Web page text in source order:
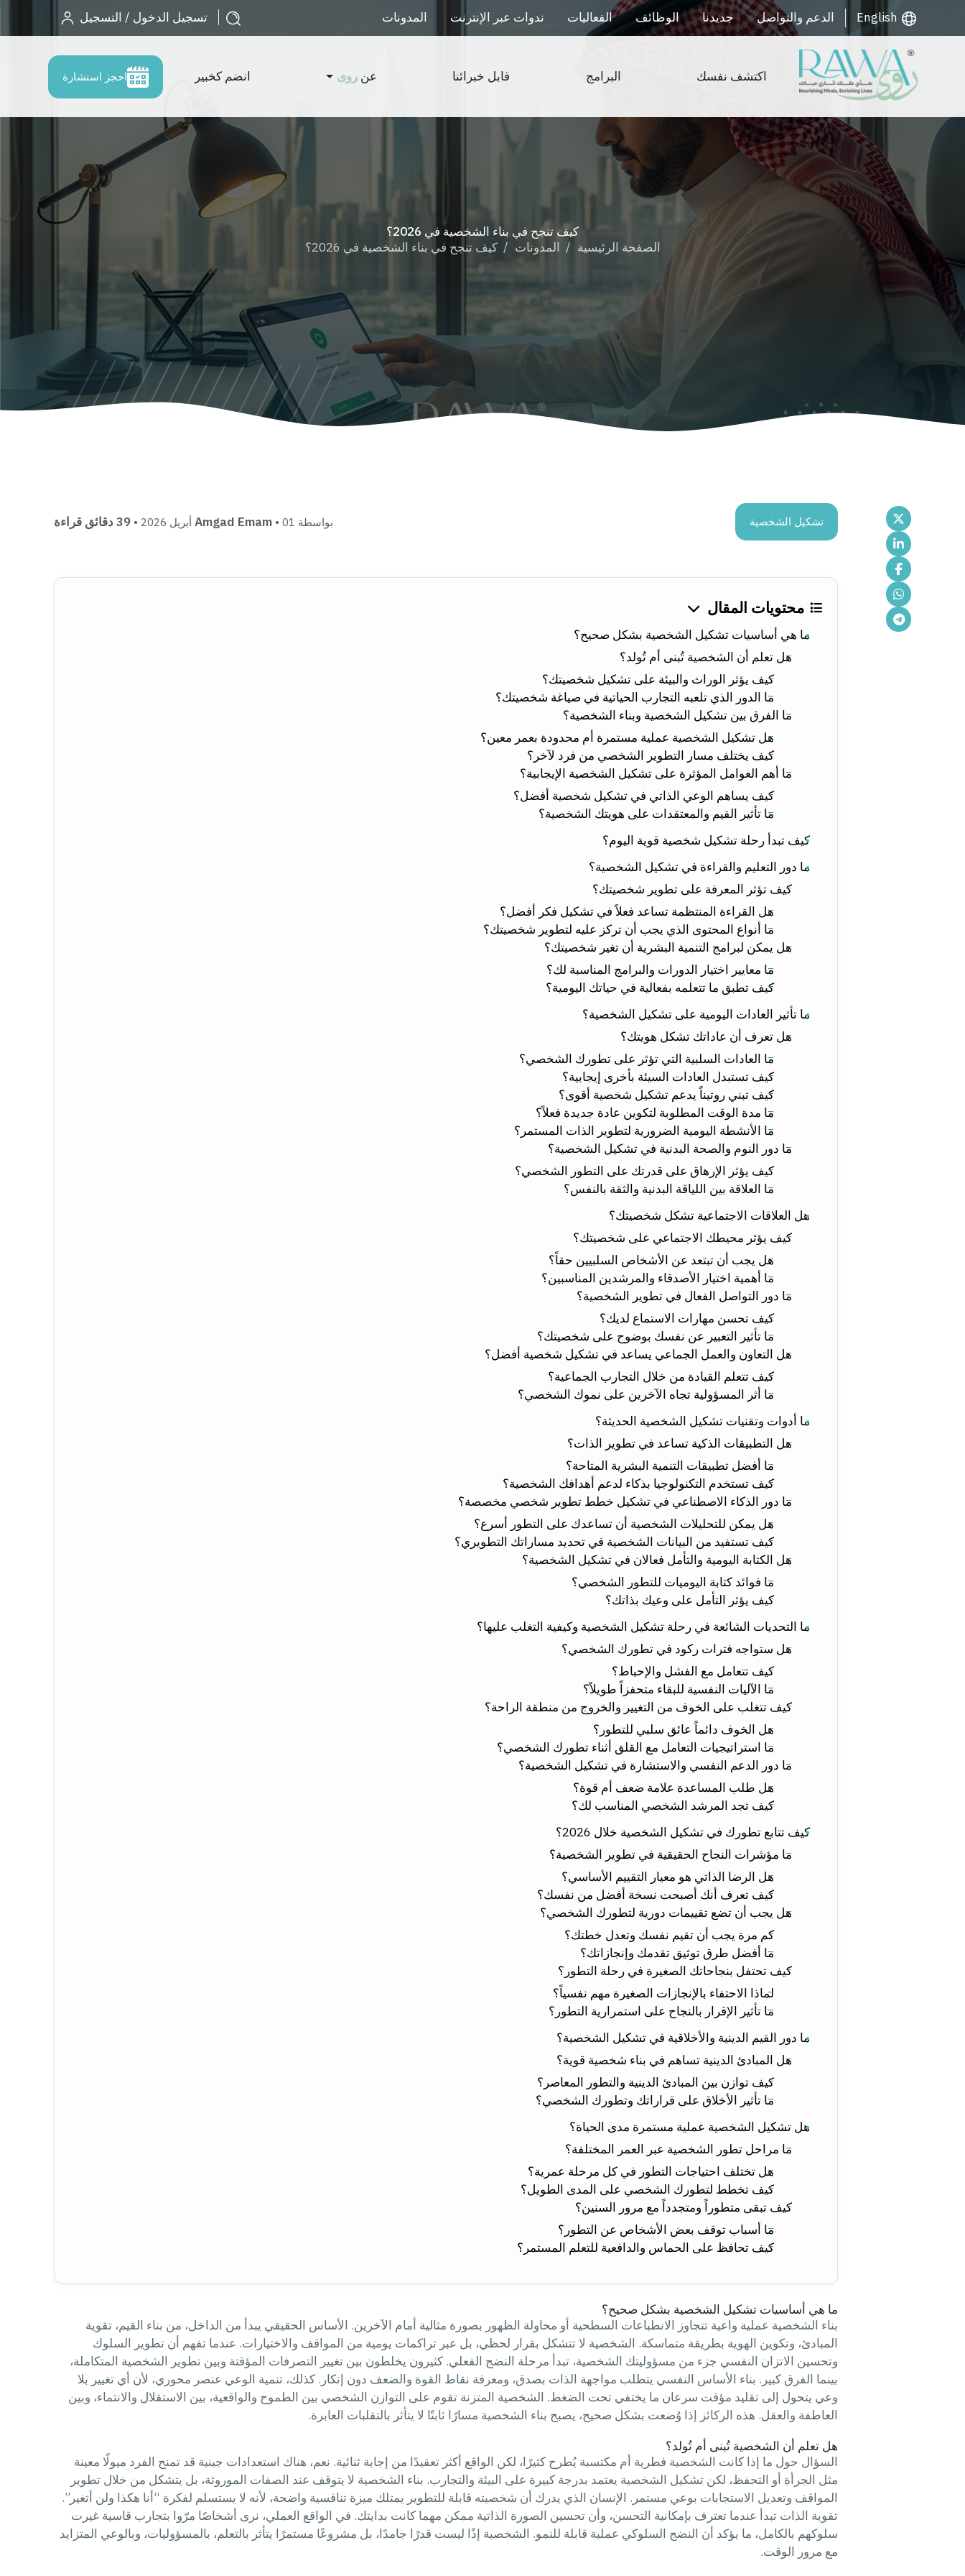
الدعم والتواصل جديدنا الوظائف الفعاليات ندوات عبر الإنترنت المدونات تسجيل الدخول / التسجيل
اكتشف نفسك البرامج قابل خبرائنا عن روى انضم كخبير احجز استشارة
كيف تنجح في بناء الشخصية في 2026؟
الصفحة الرئيسية
المدونات كيف تنجح في بناء الشخصية في 2026؟
تشكيل الشخصية بواسطة Amgad Emam • 01 أبريل 2026 • 39 دقائق قراءة
محتويات المقال
ما هي أساسيات تشكيل الشخصية بشكل صحيح؟
هل تعلم أن الشخصية تُبنى أم تُولد؟
كيف يؤثر الوراث والبيئة على تشكيل شخصيتك؟
ما الدور الذي تلعبه التجارب الحياتية في صياغة شخصيتك؟
ما الفرق بين تشكيل الشخصية وبناء الشخصية؟
هل تشكيل الشخصية عملية مستمرة أم محدودة بعمر معين؟
كيف يختلف مسار التطوير الشخصي من فرد لآخر؟
ما أهم العوامل المؤثرة على تشكيل الشخصية الإيجابية؟
كيف يساهم الوعي الذاتي في تشكيل شخصية أفضل؟
ما تأثير القيم والمعتقدات على هويتك الشخصية؟
كيف تبدأ رحلة تشكيل شخصية قوية اليوم؟
ما دور التعليم والقراءة في تشكيل الشخصية؟
كيف تؤثر المعرفة على تطوير شخصيتك؟
هل القراءة المنتظمة تساعد فعلاً في تشكيل فكر أفضل؟
ما أنواع المحتوى الذي يجب أن تركز عليه لتطوير شخصيتك؟
هل يمكن لبرامج التنمية البشرية أن تغير شخصيتك؟
ما معايير اختيار الدورات والبرامج المناسبة لك؟
كيف تطبق ما تتعلمه بفعالية في حياتك اليومية؟
ما تأثير العادات اليومية على تشكيل الشخصية؟
هل تعرف أن عاداتك تشكل هويتك؟
ما العادات السلبية التي تؤثر على تطورك الشخصي؟
كيف تستبدل العادات السيئة بأخرى إيجابية؟
كيف تبني روتيناً يدعم تشكيل شخصية أقوى؟
ما مدة الوقت المطلوبة لتكوين عادة جديدة فعلاً؟
ما الأنشطة اليومية الضرورية لتطوير الذات المستمر؟
ما دور النوم والصحة البدنية في تشكيل الشخصية؟
كيف يؤثر الإرهاق على قدرتك على التطور الشخصي؟
ما العلاقة بين اللياقة البدنية والثقة بالنفس؟
هل العلاقات الاجتماعية تشكل شخصيتك؟
كيف يؤثر محيطك الاجتماعي على شخصيتك؟
هل يجب أن تبتعد عن الأشخاص السلبيين حقاً؟
ما أهمية اختيار الأصدقاء والمرشدين المناسبين؟
ما دور التواصل الفعال في تطوير الشخصية؟
كيف تحسن مهارات الاستماع لديك؟
ما تأثير التعبير عن نفسك بوضوح على شخصيتك؟
هل التعاون والعمل الجماعي يساعد في تشكيل شخصية أفضل؟
كيف تتعلم القيادة من خلال التجارب الجماعية؟
ما أثر المسؤولية تجاه الآخرين على نموك الشخصي؟
ما أدوات وتقنيات تشكيل الشخصية الحديثة؟
هل التطبيقات الذكية تساعد في تطوير الذات؟
ما أفضل تطبيقات التنمية البشرية المتاحة؟
كيف تستخدم التكنولوجيا بذكاء لدعم أهدافك الشخصية؟
ما دور الذكاء الاصطناعي في تشكيل خطط تطوير شخصي مخصصة؟
هل يمكن للتحليلات الشخصية أن تساعدك على التطور أسرع؟
كيف تستفيد من البيانات الشخصية في تحديد مساراتك التطويري؟
هل الكتابة اليومية والتأمل فعالان في تشكيل الشخصية؟
ما فوائد كتابة اليوميات للتطور الشخصي؟
كيف يؤثر التأمل على وعيك بذاتك؟
ما التحديات الشائعة في رحلة تشكيل الشخصية وكيفية التغلب عليها؟
هل ستواجه فترات ركود في تطورك الشخصي؟
كيف تتعامل مع الفشل والإحباط؟
ما الآليات النفسية للبقاء متحفزاً طويلاً؟
كيف تتغلب على الخوف من التغيير والخروج من منطقة الراحة؟
هل الخوف دائماً عائق سلبي للتطور؟
ما استراتيجيات التعامل مع القلق أثناء تطورك الشخصي؟
ما دور الدعم النفسي والاستشارة في تشكيل الشخصية؟
هل طلب المساعدة علامة ضعف أم قوة؟
كيف تجد المرشد الشخصي المناسب لك؟
كيف تتابع تطورك في تشكيل الشخصية خلال 2026؟
ما مؤشرات النجاح الحقيقية في تطوير الشخصية؟
هل الرضا الذاتي هو معيار التقييم الأساسي؟
كيف تعرف أنك أصبحت نسخة أفضل من نفسك؟
هل يجب أن تضع تقييمات دورية لتطورك الشخصي؟
كم مرة يجب أن تقيم نفسك وتعدل خطتك؟
ما أفضل طرق توثيق تقدمك وإنجازاتك؟
كيف تحتفل بنجاحاتك الصغيرة في رحلة التطور؟
لماذا الاحتفاء بالإنجازات الصغيرة مهم نفسياً؟
ما تأثير الإقرار بالنجاح على استمرارية التطور؟
ما دور القيم الدينية والأخلاقية في تشكيل الشخصية؟
هل المبادئ الدينية تساهم في بناء شخصية قوية؟
كيف توازن بين المبادئ الدينية والتطور المعاصر؟
ما تأثير الأخلاق على قراراتك وتطورك الشخصي؟
هل تشكيل الشخصية عملية مستمرة مدى الحياة؟
ما مراحل تطور الشخصية عبر العمر المختلفة؟
هل تختلف احتياجات التطور في كل مرحلة عمرية؟
كيف تخطط لتطورك الشخصي على المدى الطويل؟
كيف تبقى متطوراً ومتجدداً مع مرور السنين؟
ما أسباب توقف بعض الأشخاص عن التطور؟
كيف تحافظ على الحماس والدافعية للتعلم المستمر؟
ما هي أساسيات تشكيل الشخصية بشكل صحيح؟
بناء الشخصية عملية واعية تتجاوز الانطباعات السطحية أو محاولة الظهور بصورة مثالية أمام الآخرين. الأساس الحقيقي يبدأ من الداخل، من بناء القيم، تقوية
المبادئ، وتكوين الهوية بطريقة متماسكة. الشخصية لا تتشكل بقرار لحظي، بل عبر تراكمات يومية من المواقف والاختيارات. عندما تفهم أن تطوير السلوك
وتحسين الاتزان النفسي جزء من مسؤوليتك الشخصية، تبدأ مرحلة النضج الفعلي. كثيرون يخلطون بين تغيير التصرفات المؤقتة وبين تطوير الشخصية المتكاملة،
بينما الفرق كبير. بناء الأساس النفسي يتطلب مواجهة الذات بصدق، ومعرفة نقاط القوة والضعف دون إنكار. كذلك، تنمية الوعي عنصر محوري، لأن أي تغيير بلا
وعي يتحول إلى تقليد مؤقت سرعان ما يختفي تحت الضغط. الشخصية المتزنة تقوم على التوازن الشخصي بين الطموح والواقعية، بين الاستقلال والانتماء، وبين
العاطفة والعقل. هذه الركائز إذا وُضعت بشكل صحيح، يصبح بناء الشخصية مسارًا ثابتًا لا يتأثر بالتقلبات العابرة.
هل تعلم أن الشخصية تُبنى أم تُولد؟
السؤال حول ما إذا كانت الشخصية فطرية أم مكتسبة يُطرح كثيرًا، لكن الواقع أكثر تعقيدًا من إجابة ثنائية. نعم، هناك استعدادات جينية قد تمنح الفرد ميولًا معينة
مثل الجرأة أو التحفظ، لكن تشكيل الشخصية يعتمد بدرجة كبيرة على البيئة والتجارب. بناء الشخصية لا يتوقف عند الصفات الموروثة، بل يتشكل من خلال تطوير
المواقف وتعديل الاستجابات بوعي مستمر. الإنسان الذي يدرك أن شخصيته قابلة للتطوير يمتلك ميزة تنافسية واضحة، لأنه لا يستسلم لفكرة “أنا هكذا ولن أتغير”.
تقوية الذات تبدأ عندما تعترف بإمكانية التحسن، وأن تحسين الصورة الذاتية ممكن مهما كانت بدايتك. في الواقع العملي، نرى أشخاصًا مرّوا بتجارب قاسية غيرت
سلوكهم بالكامل، ما يؤكد أن النضج السلوكي عملية قابلة للنمو. الشخصية إذًا ليست قدرًا جامدًا، بل مشروعًا مستمرًا يتأثر بالتعلم، بالمسؤوليات، وبالوعي المتزايد
مع مرور الوقت.